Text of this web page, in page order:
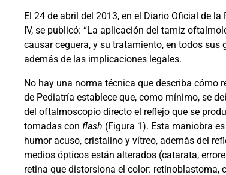
El 24 de abril del 2013, en el Diario Oficial de
IV, se publicó: “La aplicación del tamiz
causar ceguera, y su tratamiento, en todos sus
además de las implicaciones legales.
No hay una norma técnica que describa cómo
de Pediatría establece que, como mínimo, se
del oftalmoscopio directo el reflejo que se
tomadas con flash (Figura 1). Esta maniobra
humor acuso, cristalino y vítreo, además del
medios ópticos están alterados (catarata,
retina que distorsiona el color: retinoblastoma,